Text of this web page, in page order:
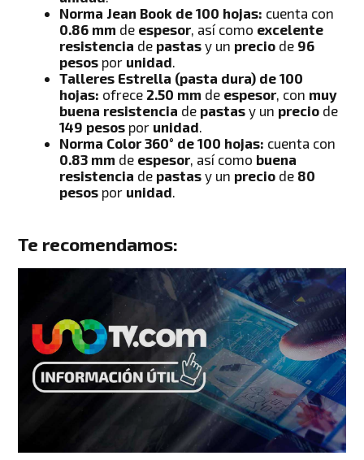
Norma Jean Book de 100 hojas: cuenta con
0.86 mm de espesor, así como excelente
resistencia de pastasy un precio de 96
pesos por unidad
Talleres Estrella (pasta dura) de 100
hojas: ofrece 2.50 mm de espesor, con muy
buena resistencia de pastasy un precio de
149 pesos por unidad
Norma Color 360° de 100 hojas: cuenta con
0.83 mm de espesor, así como buena
resistencia de pastasy un precio de 80
pesos por unidad
Te recomendamos: